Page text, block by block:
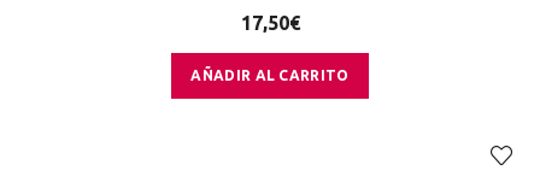
17,50€
AÑADIR AL CARRITO